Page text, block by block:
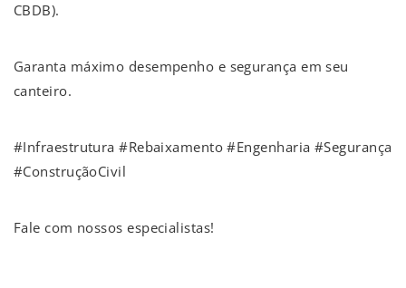
CBDB).
Garanta máximo desempenho e segurança em seu
canteiro.
#Infraestrutura #Rebaixamento #Engenharia #Segurança
#ConstruçãoCivil
Fale com nossos especialistas!